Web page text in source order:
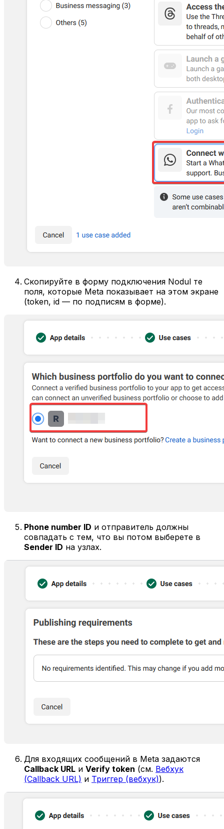
Скопируйте в форму подключения Nodul те
поля, которые Meta показывает на этом экране
(token, id — по подписям в форме).
Phone number ID и отправитель должны
совпадать с тем, что вы потом выберете в
Sender ID на узлах.
Для входящих сообщений в Meta задаются
Callback URL и Verify token (см. Вебхук
(Callback URL) и Триггер (вебхук)).